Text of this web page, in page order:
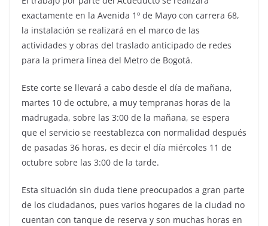
exactamente en la Avenida 1º de Mayo con carrera 68,
la instalación se realizará en el marco de las
actividades y obras del traslado anticipado de redes
para la primera línea del Metro de Bogotá.
Este corte se llevará a cabo desde el día de mañana,
martes 10 de octubre, a muy tempranas horas de la
madrugada, sobre las 3:00 de la mañana, se espera
que el servicio se reestablezca con normalidad después
de pasadas 36 horas, es decir el día miércoles 11 de
octubre sobre las 3:00 de la tarde.
Esta situación sin duda tiene preocupados a gran parte
de los ciudadanos, pues varios hogares de la ciudad no
cuentan con tanque de reserva y son muchas horas en